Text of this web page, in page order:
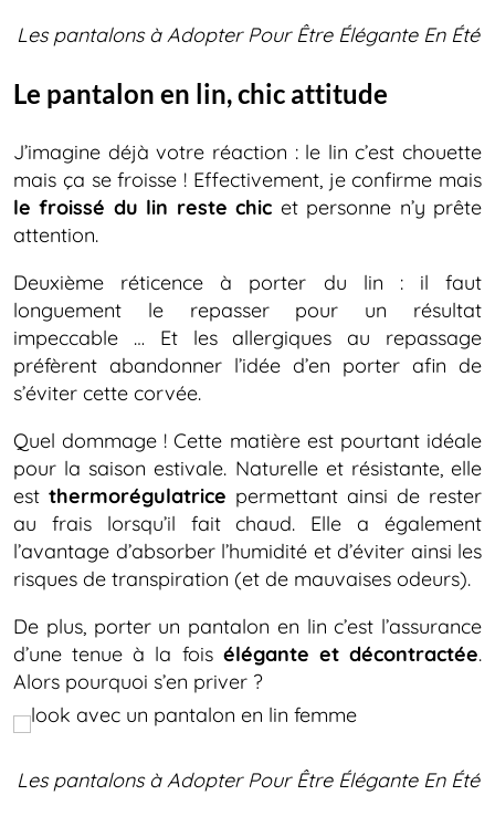
Les pantalons à Adopter Pour Être Élégante En Été
Le pantalon en lin, chic attitude
J’imagine déjà votre réaction : le lin c’est chouette
mais ça se froisse ! Effectivement, je confirme mais
le froissé du lin reste chic et personne n’y prête
attention.
Deuxième réticence à porter du lin : il faut
longuement le repasser pour un résultat
impeccable … Et les allergiques au repassage
préfèrent abandonner l’idée d’en porter afin de
s’éviter cette corvée.
Quel dommage ! Cette matière est pourtant idéale
pour la saison estivale. Naturelle et résistante, elle
est thermorégulatrice permettant ainsi de rester
au frais lorsqu’il fait chaud. Elle a également
l’avantage d’absorber l’humidité et d’éviter ainsi les
risques de transpiration (et de mauvaises odeurs).
De plus, porter un pantalon en lin c’est l’assurance
d’une tenue à la fois élégante et décontractée.
Alors pourquoi s’en priver ?
Les pantalons à Adopter Pour Être Élégante En Été